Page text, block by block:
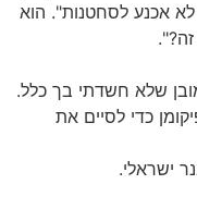
אכנע לסחטנות". הוא
שלא חשדתי בך כלל.
כדי לסיים את
ישראלי.